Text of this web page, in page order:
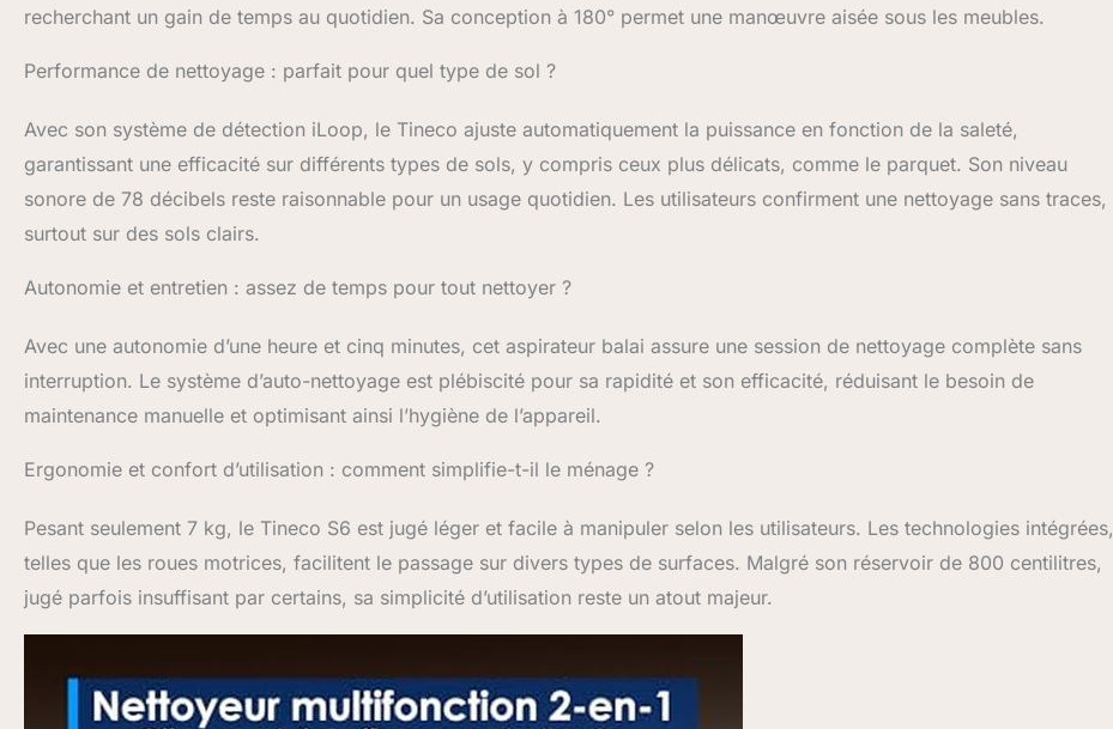
maintient une autonomie de 65 minutes même après plusieurs utilisations,
recherchant un gain de temps au quotidien. Sa conception à 180° permet une manœuvre aisée sous les meubles.
Performance de nettoyage : parfait pour quel type de sol ?
Avec son système de détection iLoop, le Tineco ajuste automatiquement la puissance en fonction de la saleté,
garantissant une efficacité sur différents types de sols, y compris ceux plus délicats, comme le parquet. Son niveau
sonore de 78 décibels reste raisonnable pour un usage quotidien. Les utilisateurs confirment une nettoyage sans traces,
surtout sur des sols clairs.
Autonomie et entretien : assez de temps pour tout nettoyer ?
Avec une autonomie d’une heure et cinq minutes, cet aspirateur balai assure une session de nettoyage complète sans
interruption. Le système d’auto-nettoyage est plébiscité pour sa rapidité et son efficacité, réduisant le besoin de
maintenance manuelle et optimisant ainsi l’hygiène de l’appareil.
Ergonomie et confort d’utilisation : comment simplifie-t-il le ménage ?
Pesant seulement 7 kg, le Tineco S6 est jugé léger et facile à manipuler selon les utilisateurs. Les technologies intégrées,
telles que les roues motrices, facilitent le passage sur divers types de surfaces. Malgré son réservoir de 800 centilitres,
jugé parfois insuffisant par certains, sa simplicité d’utilisation reste un atout majeur.